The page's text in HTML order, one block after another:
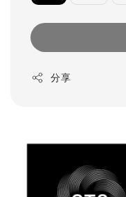
分享